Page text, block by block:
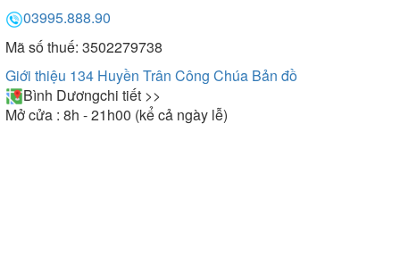
03995.888.90
Mã số thuế: 3502279738
Giới thiệu 134 Huyền Trân Công Chúa Bản đồ
Bình Dươngchi tiết >>
Mở cửa : 8h - 21h00 (kể cả ngày lễ)